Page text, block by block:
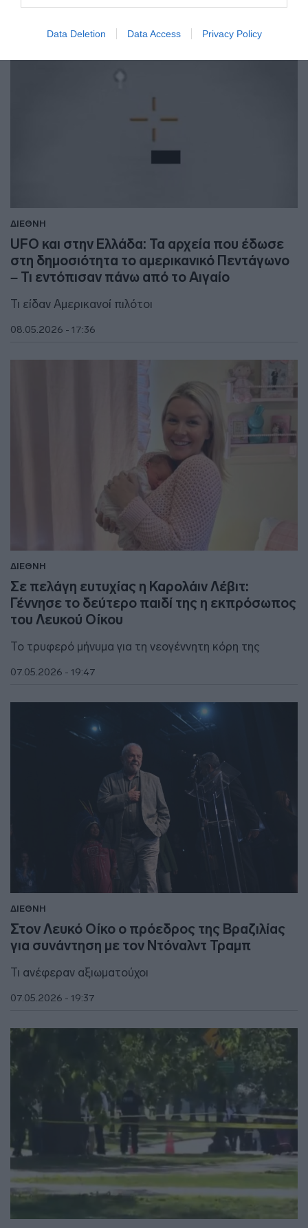
Data Deletion Data Access Privacy Policy
ΔΙΕΘΝΗ
UFO και στην Ελλάδα: Τα αρχεία που έδωσε
στη δημοσιότητα το αμερικανικό Πεντάγωνο
– Τι εντόπισαν πάνω από το Αιγαίο
Τι είδαν Αμερικανοί πιλότοι
08.05.2026 - 17:36
ΔΙΕΘΝΗ
Σε πελάγη ευτυχίας η Καρολάιν Λέβιτ:
Γέννησε το δεύτερο παιδί της η εκπρόσωπος
του Λευκού Οίκου
Το τρυφερό μήνυμα για τη νεογέννητη κόρη της
07.05.2026 - 19:47
ΔΙΕΘΝΗ
Στον Λευκό Οίκο ο πρόεδρος της Βραζιλίας
για συνάντηση με τον Ντόναλντ Τραμπ
Τι ανέφεραν αξιωματούχοι
07.05.2026 - 19:37